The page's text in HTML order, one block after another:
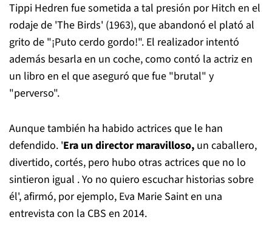
Tippi Hedren fue sometida a tal presión por Hitch en el
rodaje de 'The Birds' (1963), que abandonó el plató al
grito de "¡Puto cerdo gordo!". El realizador intentó
además besarla en un coche, como contó la actriz en
un libro en el que aseguró que fue "brutal" y
"perverso".
Aunque también ha habido actrices que le han
defendido. 'Era un director maravilloso, un caballero,
divertido, cortés, pero hubo otras actrices que no lo
sintieron igual . Yo no quiero escuchar historias sobre
él', afirmó, por ejemplo, Eva Marie Saint en una
entrevista con la CBS en 2014.